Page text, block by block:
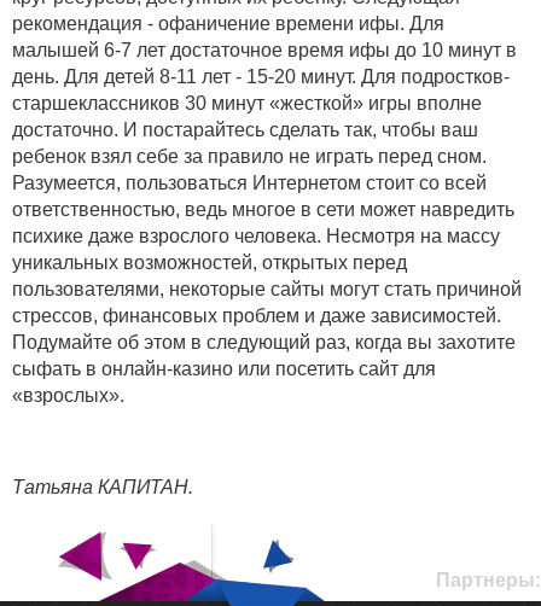
рекомендация - офаничение времени ифы. Для
малышей 6-7 лет достаточное время ифы до 10 минут в
день. Для детей 8-11 лет - 15-20 минут. Для подростков-
старшеклассников 30 минут «жесткой» игры вполне
достаточно. И постарайтесь сделать так, чтобы ваш
ребенок взял себе за правило не играть перед сном.
Разумеется, пользоваться Интернетом стоит со всей
ответственностью, ведь многое в сети может навредить
психике даже взрослого человека. Несмотря на массу
уникальных возможностей, открытых перед
пользователями, некоторые сайты могут стать причиной
стрессов, финансовых проблем и даже зависимостей.
Подумайте об этом в следующий раз, когда вы захотите
сыфать в онлайн-казино или посетить сайт для
«взрослых».
Татьяна КАПИТАН.
Партнеры: